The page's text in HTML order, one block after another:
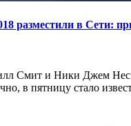
разместили в Сети:
Смит и Ники Джем
в пятницу стало